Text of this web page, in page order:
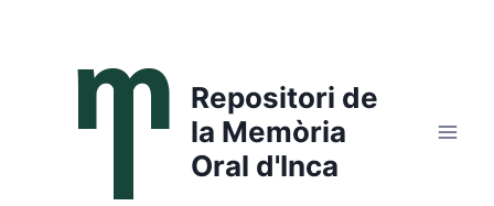
contenido
Repositori de
la Memòria
Oral d'Inca